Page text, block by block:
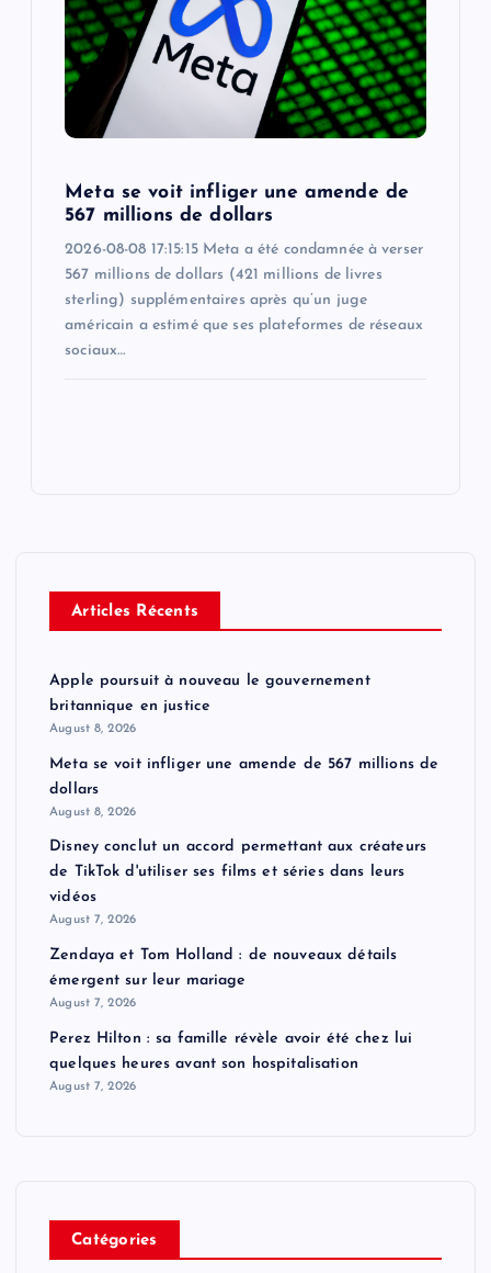
Meta se voit infliger une amende de
567 millions de dollars
2026-08-08 17:15:15 Meta a été condamnée à verser
567 millions de dollars (421 millions de livres
sterling) supplémentaires après qu’un juge
américain a estimé que ses plateformes de réseaux
sociaux…
Articles Récents
Apple poursuit à nouveau le gouvernement
britannique en justice
August 8, 2026
Meta se voit infliger une amende de 567 millions de
dollars
August 8, 2026
Disney conclut un accord permettant aux créateurs
de TikTok d'utiliser ses films et séries dans leurs
vidéos
August 7, 2026
Zendaya et Tom Holland : de nouveaux détails
émergent sur leur mariage
August 7, 2026
Perez Hilton : sa famille révèle avoir été chez lui
quelques heures avant son hospitalisation
August 7, 2026
Catégories